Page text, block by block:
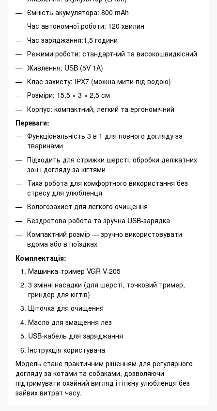
Ємність акумулятора: 800 mAh
Час автономної роботи: 120 хвилин
Час заряджання:1,5 години
Режими роботи: стандартний та високошвидкісний
Живлення: USB (5V 1A)
Клас захисту: IPX7 (можна мити під водою)
Розміри: 15,5 × 3 × 2,5 см
Корпус: компактний, легкий та ергономічний
Переваги:
Функціональність 3 в 1 для повного догляду за
тваринами
Підходить для стрижки шерсті, обробки делікатних
зон і догляду за кігтями
Тиха робота для комфортного використання без
стресу для улюбленця
Вологозахист для легкого очищення
Бездротова робота та зручна USB-зарядка
Компактний розмір — зручно використовувати
вдома або в поїздках
Комплектація:
Машинка-тример VGR V-205
3 змінні насадки (для шерсті, точковий тример,
гриндер для кігтів)
Щіточка для очищення
Масло для змащення лез
USB-кабель для заряджання
Інструкція користувача
Модель стане практичним рішенням для регулярного
догляду за котами та собаками, дозволяючи
підтримувати охайний вигляд і гігієну улюбленця без
зайвих витрат часу.